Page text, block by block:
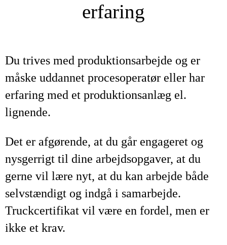
erfaring
Du trives med produktionsarbejde og er
måske uddannet procesoperatør eller har
erfaring med et produktionsanlæg el.
lignende.
Det er afgørende, at du går engageret og
nysgerrigt til dine arbejdsopgaver, at du
gerne vil lære nyt, at du kan arbejde både
selvstændigt og indgå i samarbejde.
Truckcertifikat vil være en fordel, men er
ikke et krav.